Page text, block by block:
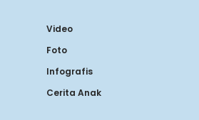
Video
Foto
Infografis
Cerita Anak